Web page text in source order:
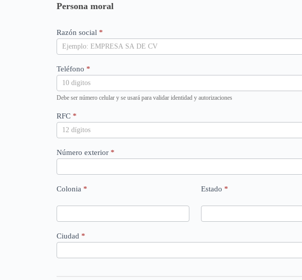
Frontend
Persona moral
Razón social *
Teléfono *
Debe ser número celular y se usará para validar identidad y autorizaciones
RFC *
Número exterior *
Colonia * Estado *
Ciudad *